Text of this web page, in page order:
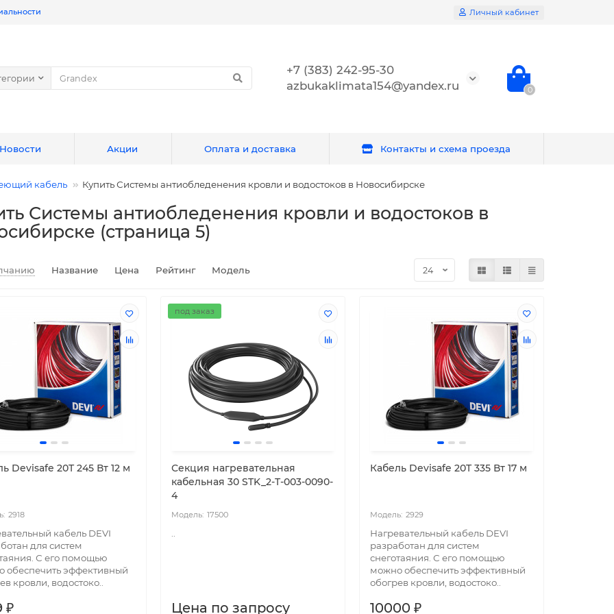
Личный кабинет
+7 (383) 242-95-30
azbukaklimata154@yandex.ru
0
Акции Оплата и доставка Контакты и схема проезда
кабель Купить Системы антиобледенения кровли и водостоков в Новосибирске
Системы антиобледенения кровли и водостоков в
(страница 5)
Название Цена Рейтинг Модель
Devisafe 20T 245 Вт 12 м
2918
кабель DEVI
для систем
С его помощью
обеспечить эффективный
кровли, водостоко..
₽
под заказ
Секция нагревательная
кабельная 30 STK_2-T-003-0090-
4
17500
Цена по запросу
Кабель Devisafe 20T 335 Вт 17 м
2929
Нагревательный кабель DEVI
разработан для систем
снеготаяния. С его помощью
можно обеспечить эффективный
обогрев кровли, водостоко..
10000 ₽